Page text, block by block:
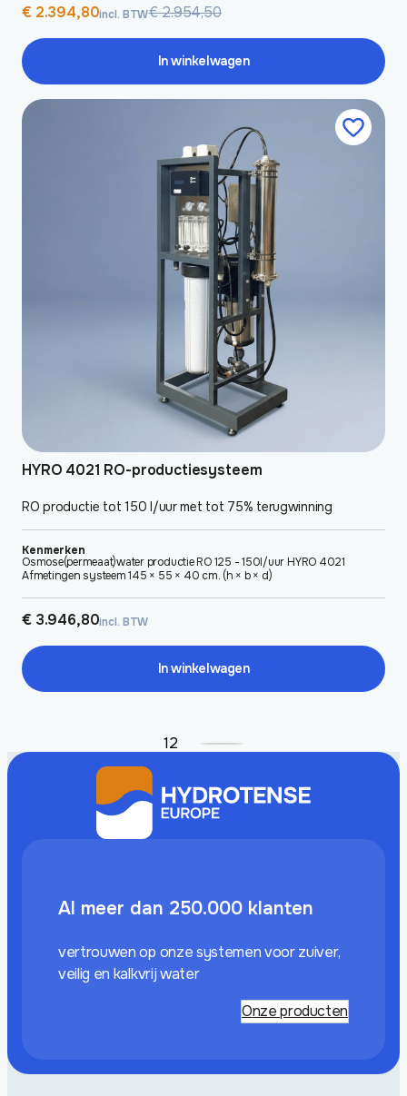
€2.954,50
Oorspronkelijke
was:
€ 2.954,50.
€2.394,80
Huidige
is:
€ 2.394,80.
incl. BTW
In winkelwagen
HYRO 4021 RO-productiesysteem
RO productie tot 150 l/uur met tot 75% terugwinning
Kenmerken
Osmose(permeaat)water productie RO 125 - 150l/uur HYRO 4021
Afmetingen systeem 145 × 55 × 40 cm. (h × b × d)
€3.946,80incl. BTW
In winkelwagen
12
Al meer dan 250.000 klanten
vertrouwen op onze systemen voor zuiver,
veilig en kalkvrij water
Onze producten